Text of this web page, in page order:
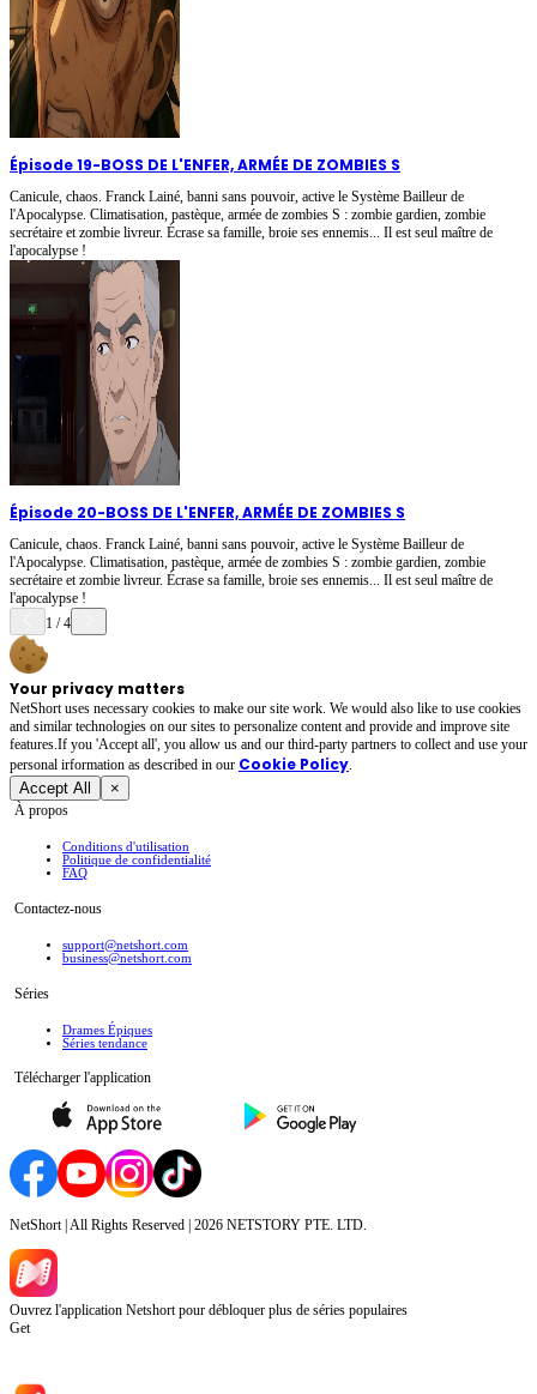
Épisode 19-BOSS DE L'ENFER, ARMÉE DE ZOMBIES S
Canicule, chaos. Franck Lainé, banni sans pouvoir, active le Système Bailleur de
l'Apocalypse. Climatisation, pastèque, armée de zombies S : zombie gardien, zombie
secrétaire et zombie livreur. Écrase sa famille, broie ses ennemis... Il est seul maître de
l'apocalypse !
Épisode 20-BOSS DE L'ENFER, ARMÉE DE ZOMBIES S
Canicule, chaos. Franck Lainé, banni sans pouvoir, active le Système Bailleur de
l'Apocalypse. Climatisation, pastèque, armée de zombies S : zombie gardien, zombie
secrétaire et zombie livreur. Écrase sa famille, broie ses ennemis... Il est seul maître de
l'apocalypse !
1 /4
Your privacy matters
NetShort uses necessary cookies to make our site work. We would also like to use cookies
and similar technologies on our sites to personalize content and provide and improve site
features.If you 'Accept all', you allow us and our third-party partners to collect and use your
personal irformation as described in our Cookie Policy.
Accept All ×
À propos
Conditions d'utilisation
Politique de confidentialité
FAQ
Contactez-nous
support@netshort.com
business@netshort.com
Séries
Drames Épiques
Séries tendance
Télécharger l'application
NetShort | All Rights Reserved | 2026 NETSTORY PTE. LTD.
Ouvrez l'application Netshort pour débloquer plus de séries populaires
Get